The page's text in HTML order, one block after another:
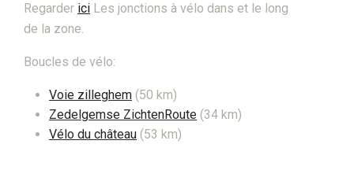
Regarder ici Les jonctions à vélo dans et le long
de la zone.
Boucles de vélo:
Voie zilleghem (50 km)
Zedelgemse ZichtenRoute (34 km)
Vélo du château (53 km)